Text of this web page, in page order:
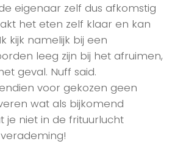
eigenaar zelf dus afkomstig
het eten zelf klaar en kan
kijk namelijk bij een
leeg zijn bij het afruimen,
geval. Nuff said.
voor gekozen geen
wat als bijkomend
je niet in de frituurlucht